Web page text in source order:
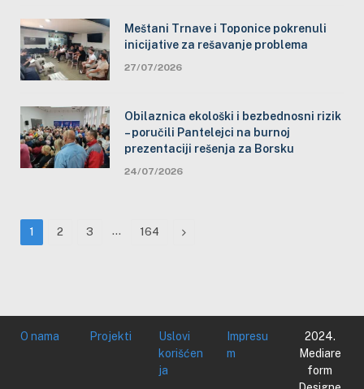
Meštani Trnave i Toponice pokrenuli
inicijative za rešavanje problema
27/07/2026
Obilaznica ekološki i bezbednosni rizik
– poručili Pantelejci na burnoj
prezentaciji rešenja za Borsku
24/07/2026
1 2 3 … 164 Next
O nama Projekti
Uslovi
korišćen
ja
Impresu
m
2024.
Mediare
form